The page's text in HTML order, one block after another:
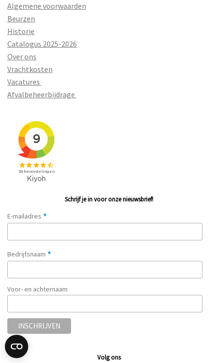
Algemene voorwaarden
Beurzen
Historie
Catalogus 2025-2026
Over ons
Vrachtkosten
Vacatures
Afvalbeheerbijdrage
Schrijf je in voor onze nieuwsbrief!
E-mailadres *
Bedrijfsnaam *
Voor- en achternaam
Volg ons